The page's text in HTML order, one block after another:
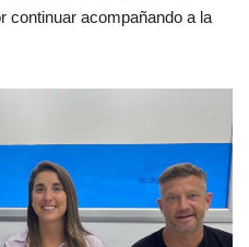
continuar acompañando a la